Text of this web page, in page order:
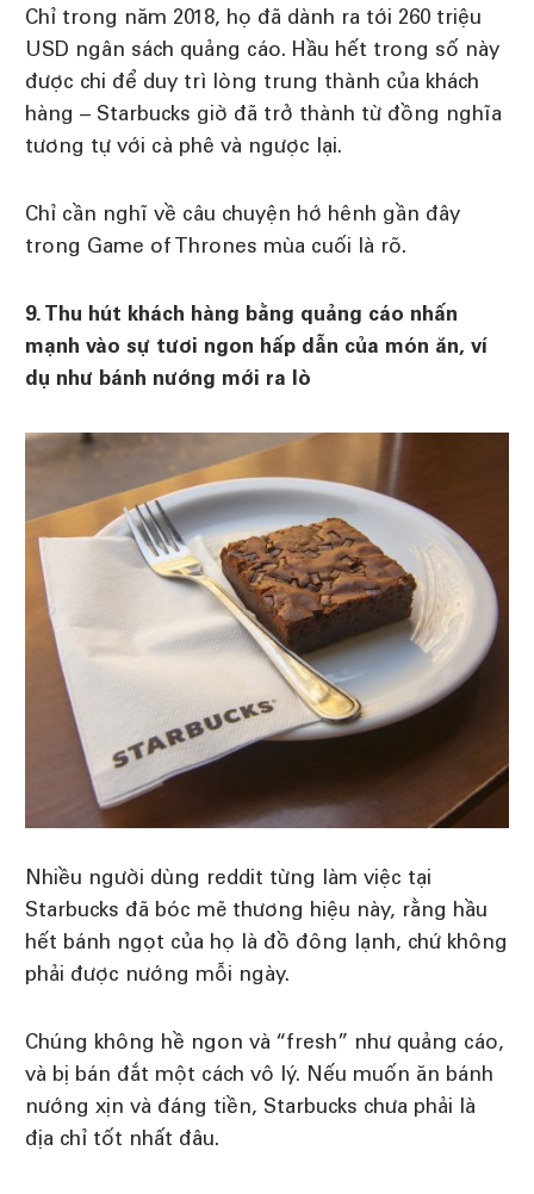
Chỉ trong năm 2018, họ đã dành ra tới 260 triệu
USD ngân sách quảng cáo. Hầu hết trong số này
được chi để duy trì lòng trung thành của khách
hàng – Starbucks giờ đã trở thành từ đồng nghĩa
tương tự với cà phê và ngược lại.
Chỉ cần nghĩ về câu chuyện hớ hênh gần đây
trong Game of Thrones mùa cuối là rõ.
9. Thu hút khách hàng bằng quảng cáo nhấn
mạnh vào sự tươi ngon hấp dẫn của món ăn, ví
dụ như bánh nướng mới ra lò
Nhiều người dùng reddit từng làm việc tại
Starbucks đã bóc mẽ thương hiệu này, rằng hầu
hết bánh ngọt của họ là đồ đông lạnh, chứ không
phải được nướng mỗi ngày.
Chúng không hề ngon và “fresh” như quảng cáo,
và bị bán đắt một cách vô lý. Nếu muốn ăn bánh
nướng xịn và đáng tiền, Starbucks chưa phải là
địa chỉ tốt nhất đâu.